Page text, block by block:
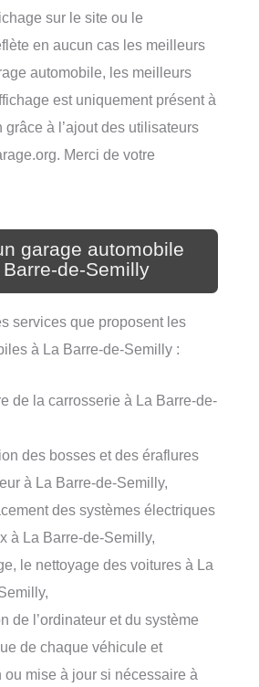
sur le site ou le
en aucun cas les meilleurs
automobile, les meilleurs
est uniquement présent à
grâce à l’ajout des utilisateurs
Merci de votre
garage automobile
de-Semilly
services que proposent les
à La Barre-de-Semilly :
de la carrosserie à La Barre-de-
des bosses et des éraflures
à La Barre-de-Semilly,
des systèmes électriques
à La Barre-de-Semilly,
le nettoyage des voitures à La
de l’ordinateur et du système
de chaque véhicule et
ou mise à jour si nécessaire à